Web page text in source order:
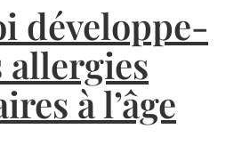
développe-
à l’âge